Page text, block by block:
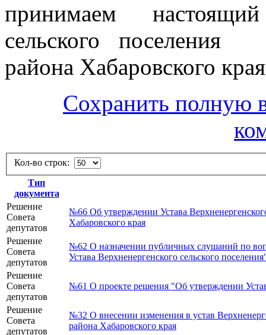
принимаем
сельского поселения
района Хабаровского
Сохранить полную
Кол-во строк:
Тип
документа
Решение
Совета
депутатов
№66 Об утверждении Устава
Хабаровского края
Решение
Совета
депутатов
№62 О назначении публичных слушаний по
Устава Верхненергенского сельского
Решение
Совета
депутатов
№61 О проекте решения "Об утверждении
Решение
Совета
депутатов
№32 О внесении изменения в устав
района Хабаровского края